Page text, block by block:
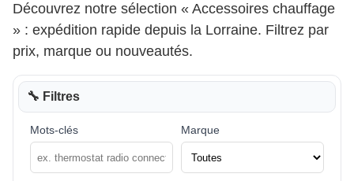
Découvrez notre sélection « Accessoires chauffage
» : expédition rapide depuis la Lorraine. Filtrez par
prix, marque ou nouveautés.
🔧 Filtres
Mots-clés Marque